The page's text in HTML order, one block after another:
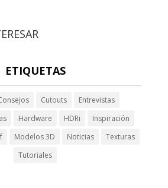
ETIQUETAS
Cutouts
Entrevistas
Hardware HDRi
Inspiración
Modelos 3D Noticias
Texturas
Tutoriales